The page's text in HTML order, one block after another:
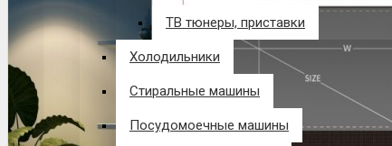
ТВ тюнеры, приставки
Холодильники
Стиральные машины
Посудомоечные машины